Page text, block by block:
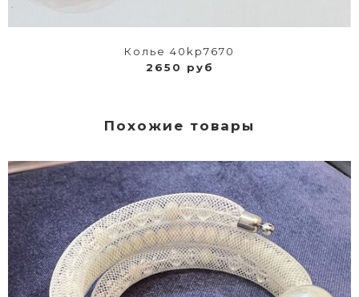
Колье 40kp7670
2650 руб
Похожие товары